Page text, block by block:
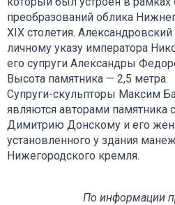
преобразований облика
XIX столетия.
личному указу императора
его супруги Александры
Высота памятника — 2,5 метра.
Супруги-скульпторы Максим
являются авторами памятника
Димитрию Донскому и его
установленного у здания
Нижегородского кремля.
По информации